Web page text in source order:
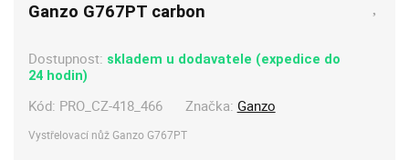
Ganzo G767PT carbon
Dostupnost: skladem u dodavatele (expedice do
24 hodin)
Kód: PRO_CZ-418_466 Značka: Ganzo
Vystřelovací nůž Ganzo G767PT